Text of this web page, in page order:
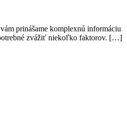
prinášame komplexnú informáciu
zvážiť niekoľko faktorov. […]